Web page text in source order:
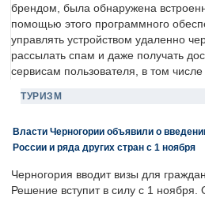
брендом, была обнаружена
помощью этого программного
управлять устройством удаленно
рассылать спам и даже получать
сервисам пользователя, в том числе
ТУРИЗМ
Власти Черногории объявили о
России и ряда других стран с 1 ноября
Черногория вводит визы для
Решение вступит в силу с 1